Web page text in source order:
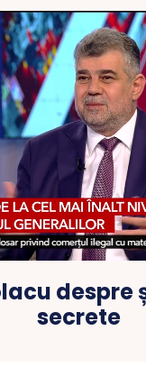
secrete